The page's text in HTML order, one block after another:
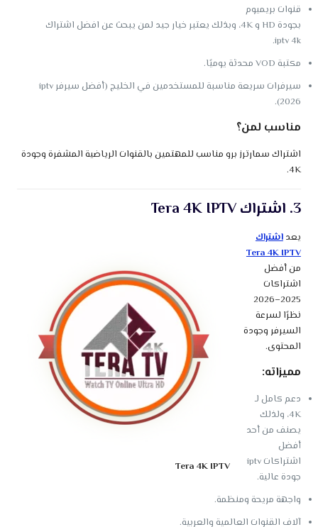
قنوات بريميوم
بجودة HD و 4K، وبذلك يعتبر خيار جيد لمن يبحث عن افضل اشتراك
iptv 4k.
مكتبة VOD محدثة يوميًا.
سيرفرات سريعة مناسبة للمستخدمين في الخليج (أفضل سيرفر iptv
2026).
مناسب لمن؟
اشتراك سمارترز برو مناسب للمهتمين بالقنوات الرياضية المشفرة وجودة
4K.
3. اشتراك Tera 4K IPTV
Tera 4K IPTV
يعداشتراك
Tera 4K IPTV
من أفضل
اشتراكات
2025–2026
نظرًا لسرعة
السيرفر وجودة
المحتوى.
مميزاته:
دعم كامل لـ
4K، ولذلك
يصنف من أحد
أفضل
اشتراكات iptv
جودة عالية.
واجهة مريحة ومنظمة.
آلاف القنوات العالمية والعربية.